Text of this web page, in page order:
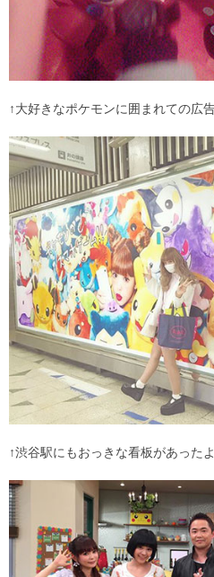
↑大好きなポケモンに囲まれての広
↑渋谷駅にもおっきな看板があったよ